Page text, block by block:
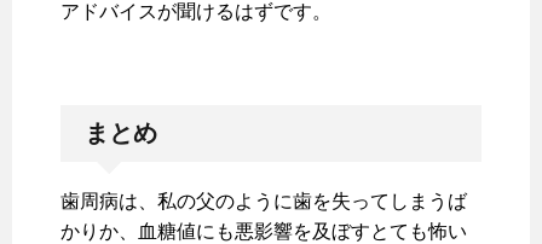
アドバイスが聞けるはずです。
まとめ
歯周病は、私の父のように歯を失ってしまうば
かりか、血糖値にも悪影響を及ぼすとても怖い